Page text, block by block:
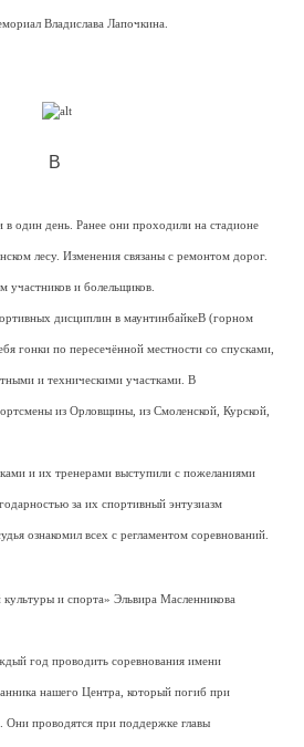
Владислава Лапочкина.
В
один день. Ранее они проходили на стадионе
лесу. Изменения связаны с ремонтом дорог.
участников и болельщиков.
дисциплин в маунтинбайкеВ (горном
гонки по пересечённой местности со спусками,
и техническими участками. В
из Орловщины, из Смоленской, Курской,
и их тренерами выступили с пожеланиями
за их спортивный энтузиазм
ознакомил всех с регламентом соревнований.
и спорта» Эльвира Масленникова
год проводить соревнования имени
нашего Центра, который погиб при
Они проводятся при поддержке главы